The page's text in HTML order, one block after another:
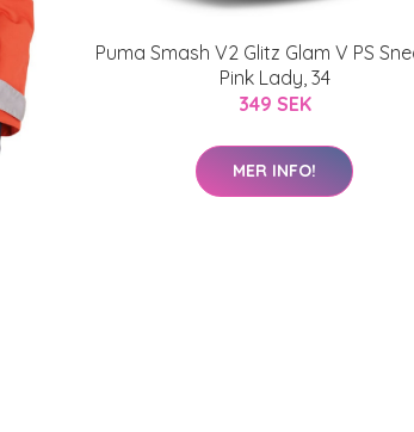
Puma Smash V2 Glitz Glam V PS
Pink Lady, 34
349 SEK
MER INFO!